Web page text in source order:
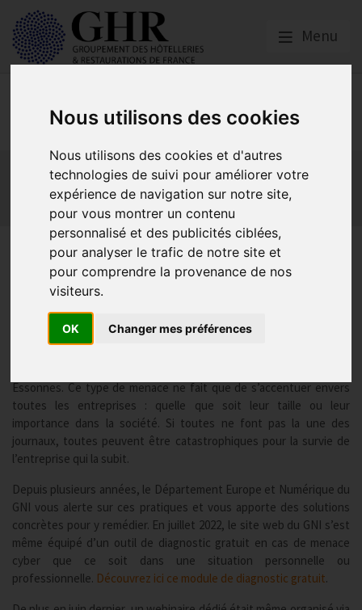
Nous utilisons des cookies
Nous utilisons des cookies et d'autres
technologies de suivi pour améliorer votre
expérience de navigation sur notre site,
pour vous montrer un contenu
personnalisé et des publicités ciblées,
pour analyser le trafic de notre site et
pour comprendre la provenance de nos
visiteurs.
OK Changer mes préférences
Menu
Europe & Numérique
Actualités
Plateformes en ligne
Economie collaborative
Innovation et digitalisation
Mon Parc Num
Informatique Europe
FAQ cybersécurité en HCR
Cybersécurité
Essonnes. Ce type de menace ne fait que de s’accentuer envers
toutes les entreprises : quelle que soit leur taille ou leur
importance dans la société. Si toutes ne font pas la une des
journaux, toutes peuvent être catastrophiques pour la survie de
l’entreprise qui la subit.
Depuis plusieurs années, le Département Europe et Numérique du
GNI vous alerte sur ces pratiques et vous apporte des solutions
concrètes pour y remédier. En juillet 2022, le site web du GNI s’est
même équipé d’un outil de diagnostic gratuit en cas de menace
cyber que ce soit dans une situation personnelle ou
professionnelle. Découvrez ici ce module de diagnostic gratuit.